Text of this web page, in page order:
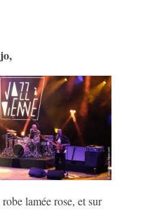
lamée rose, et sur